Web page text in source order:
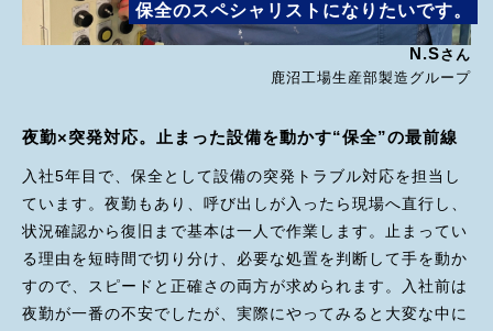
保全のスペシャリストになりたいです。
N.Sさん
鹿沼工場生産部製造グループ
夜勤×突発対応。止まった設備を動かす“保全”の最前線
入社5年目で、保全として設備の突発トラブル対応を担当し
ています。夜勤もあり、呼び出しが入ったら現場へ直行し、
状況確認から復旧まで基本は一人で作業します。止まってい
る理由を短時間で切り分け、必要な処置を判断して手を動か
すので、スピードと正確さの両方が求められます。入社前は
夜勤が一番の不安でしたが、実際にやってみると大変な中に